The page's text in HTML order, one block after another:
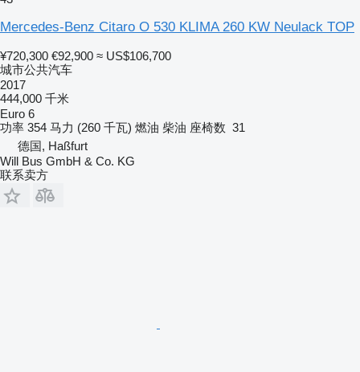
Mercedes-Benz Citaro O 530 KLIMA 260 KW Neulack TOP
¥720,300 €92,900 ≈ US$106,700
城市公共汽车
2017
444,000 千米
Euro 6
功率 354 马力 (260 千瓦) 燃油 柴油 座椅数 31
德国, Haßfurt
Will Bus GmbH & Co. KG
联系卖方